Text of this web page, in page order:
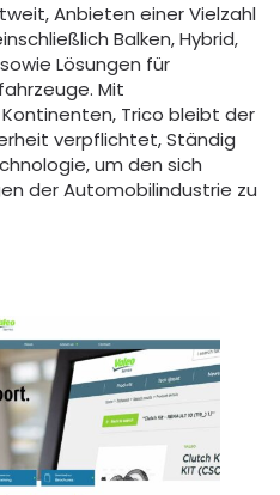
Anbieten einer Vielzahl
Balken, Hybrid,
Lösungen für
Mit
Trico bleibt der
verpflichtet, Ständig
um den sich
der Automobilindustrie zu